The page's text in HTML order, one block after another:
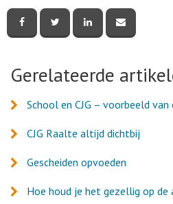
deze
pagina
deze
pagina
deze
pagina
deze
pagina
mail
Gerelateerde
School en CJG – voorbeeld
CJG Raalte altijd dichtbij
Gescheiden opvoeden
Hoe houd je het gezellig op de